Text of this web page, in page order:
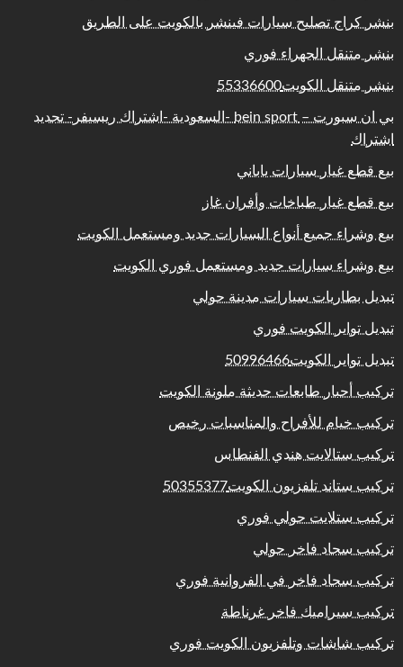
بنشر كراج تصليح سيارات فينشر بالكويت على الطريق
بنشر متنقل الجهراء فوري
بنشر متنقل الكويت55336600
بي ان سبورت – bein sport -السعودية -اشتراك ريسيفر- تجديد
اشتراك
بيع قطع غيار سيارات ياباني
بيع قطع غيار طباخات وأفران غاز
بيع وشراء جميع أنواع السيارات جديد ومستعمل الكويت
بيع وشراء سيارات جديد ومستعمل فوري الكويت
تبديل بطاريات سيارات مدينة حولي
تبديل تواير الكويت فوري
تبديل تواير الكويت50996466
تركيب أحبار طابعات حديثة ملونة الكويت
تركيب خيام للأفراح والمناسبات رخيص
تركيب ستالايت هندي الفنطاس
تركيب ستاند تلفزيون الكويت50355377
تركيب ستلايت حولي فوري
تركيب سجاد فاخر حولي
تركيب سجاد فاخر في الفروانية فوري
تركيب سيراميك فاخر غرناطة
تركيب شاشات وتلفزيون الكويت فوري